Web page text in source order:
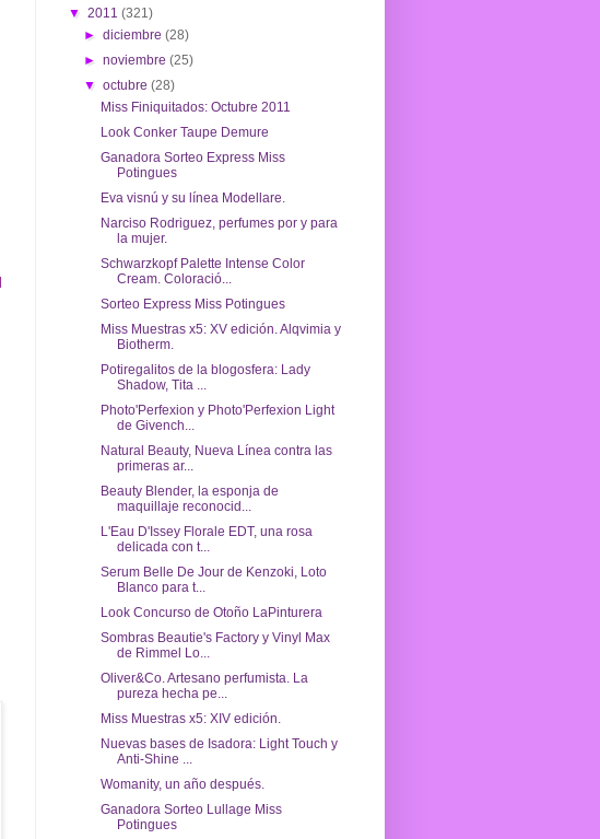
▼ 2011 (321)
►diciembre(28)
►noviembre(25)
▼octubre(28)
Miss Finiquitados: Octubre 2011
Look Conker Taupe Demure
Ganadora Sorteo Express Miss
Potingues
Eva visnú y su línea Modellare.
Narciso Rodriguez, perfumes por y para
la mujer.
Schwarzkopf Palette Intense Color
Cream. Coloració...
Sorteo Express Miss Potingues
Miss Muestras x5: XV edición. Alqvimia y
Biotherm.
Potiregalitos de la blogosfera: Lady
Shadow, Tita ...
Photo'Perfexion y Photo'Perfexion Light
de Givench...
Natural Beauty, Nueva Línea contra las
primeras ar...
Beauty Blender, la esponja de
maquillaje reconocid...
L'Eau D'Issey Florale EDT, una rosa
delicada con t...
Serum Belle De Jour de Kenzoki, Loto
Blanco para t...
Look Concurso de Otoño LaPinturera
Sombras Beautie's Factory y Vinyl Max
de Rimmel Lo...
Oliver&Co. Artesano perfumista. La
pureza hecha pe...
Miss Muestras x5: XIV edición.
Nuevas bases de Isadora: Light Touch y
Anti-Shine ...
Womanity, un año después.
Ganadora Sorteo Lullage Miss
Potingues